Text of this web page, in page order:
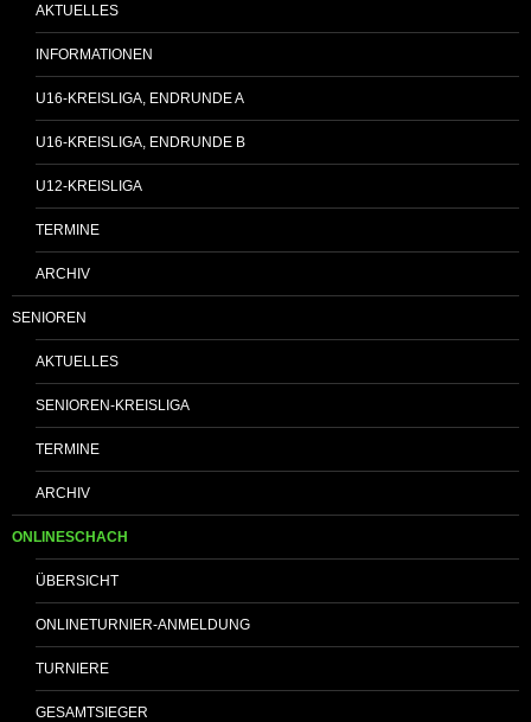
AKTUELLES
INFORMATIONEN
U16-KREISLIGA, ENDRUNDE A
U16-KREISLIGA, ENDRUNDE B
U12-KREISLIGA
TERMINE
ARCHIV
SENIOREN
AKTUELLES
SENIOREN-KREISLIGA
TERMINE
ARCHIV
ONLINESCHACH
ÜBERSICHT
ONLINETURNIER-ANMELDUNG
TURNIERE
GESAMTSIEGER